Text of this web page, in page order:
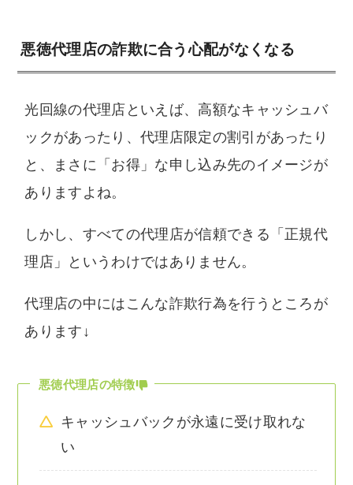
悪徳代理店の詐欺に合う心配がなくなる
光回線の代理店といえば、高額なキャッシュバ
ックがあったり、代理店限定の割引があったり
と、まさに「お得」な申し込み先のイメージが
ありますよね。
しかし、すべての代理店が信頼できる「正規代
理店」というわけではありません。
代理店の中にはこんな詐欺行為を行うところが
あります↓
悪徳代理店の特徴
キャッシュバックが永遠に受け取れな
い